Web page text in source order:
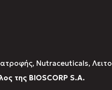
Νutraceuticals,
της BIOSCORP S.A.